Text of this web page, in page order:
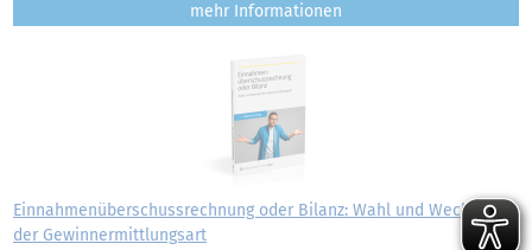
mehr
Einnahmenüberschussrechnung oder Bilanz: Wahl und Wechsel
der Gewinnermittlungsart